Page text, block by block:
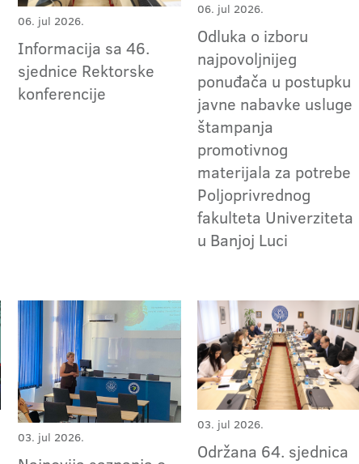
06. jul 2026.
Informacija sa 46.
sjednice Rektorske
konferencije
06. jul 2026.
Odluka o izboru
najpovoljnijeg
ponuđača u postupku
javne nabavke usluge
štampanja
promotivnog
materijala za potrebe
Poljoprivrednog
fakulteta Univerziteta
u Banjoj Luci
03. jul 2026.
03. jul 2026.
Održana 64. sjednica